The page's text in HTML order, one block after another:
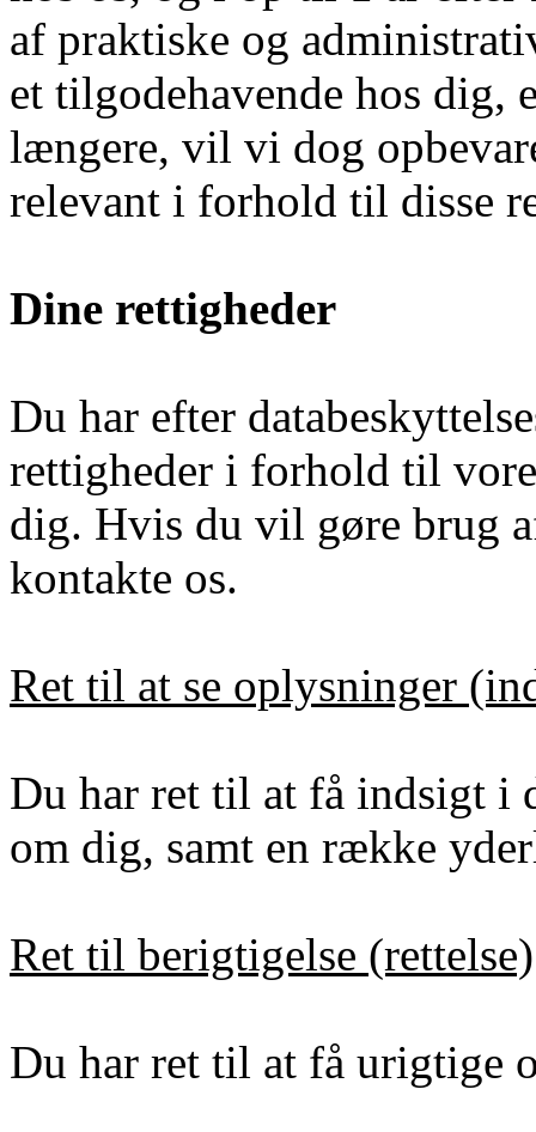
af praktiske og
et tilgodehavende hos dig,
længere, vil vi dog
relevant i forhold til disse
Dine rettigheder
Du har efter
rettigheder i forhold til
dig. Hvis du vil gøre brug
kontakte os.
Ret til at se oplysninger
Du har ret til at få indsigt i
om dig, samt en række
Ret til berigtigelse (rettelse)
Du har ret til at få urigtige